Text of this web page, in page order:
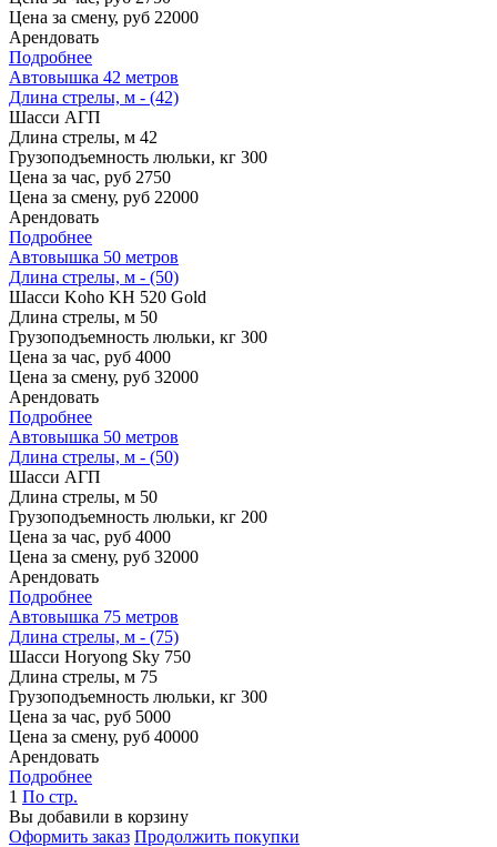
Цена за смену, руб 22000
Арендовать
Подробнее
Автовышка 42 метров
Длина стрелы, м - (42)
Шасси АГП
Длина стрелы, м 42
Грузоподъемность люльки, кг 300
Цена за час, руб 2750
Цена за смену, руб 22000
Арендовать
Подробнее
Автовышка 50 метров
Длина стрелы, м - (50)
Шасси Koho KH 520 Gold
Длина стрелы, м 50
Грузоподъемность люльки, кг 300
Цена за час, руб 4000
Цена за смену, руб 32000
Арендовать
Подробнее
Автовышка 50 метров
Длина стрелы, м - (50)
Шасси АГП
Длина стрелы, м 50
Грузоподъемность люльки, кг 200
Цена за час, руб 4000
Цена за смену, руб 32000
Арендовать
Подробнее
Автовышка 75 метров
Длина стрелы, м - (75)
Шасси Horyong Sky 750
Длина стрелы, м 75
Грузоподъемность люльки, кг 300
Цена за час, руб 5000
Цена за смену, руб 40000
Арендовать
Подробнее
1 По стр.
Вы добавили в корзину
Оформить заказ Продолжить покупки